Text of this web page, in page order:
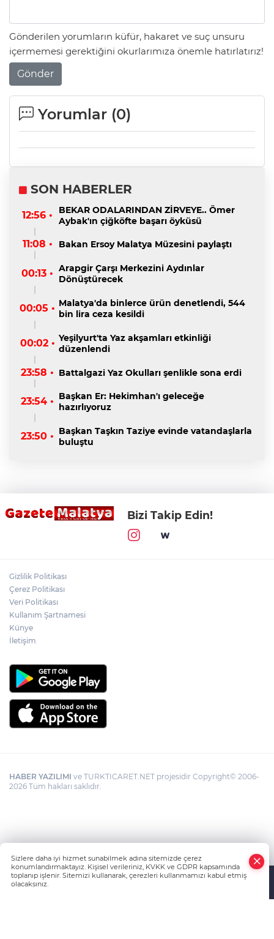
Gönderilen yorumların küfür, hakaret ve suç unsuru
içermemesi gerektiğini okurlarımıza önemle hatırlatırız!
Gönder
Yorumlar (0)
SON HABERLER
12:56 •
BEKAR ODALARINDAN ZİRVEYE.. Ömer
Aybak'ın çiğköfte başarı öyküsü
11:08 • Bakan Ersoy Malatya Müzesini paylaştı
00:13 • Arapgir Çarşı Merkezini Aydınlar
Dönüştürecek
00:05 • Malatya'da binlerce ürün denetlendi, 544
bin lira ceza kesildi
00:02 • Yeşilyurt'ta Yaz akşamları etkinliği
düzenlendi
23:58 • Battalgazi Yaz Okulları şenlikle sona erdi
23:54 • Başkan Er: Hekimhan'ı geleceğe
hazırlıyoruz
23:50 • Başkan Taşkın Taziye evinde vatandaşlarla
buluştu
Bizi Takip Edin!
Gizlilik Politikası
Çerez Politikası
Veri Politikası
Kullanım Şartnamesi
Künye
İletişim
HABER YAZILIMI ve TURKTICARET.NET projesidir Copyright© 2006-
2026 Tüm hakları saklıdır.
Sizlere daha iyi hizmet sunabilmek adına sitemizde çerez
konumlandırmaktayız. Kişisel verileriniz, KVKK ve GDPR kapsamında
toplanıp işlenir. Sitemizi kullanarak, çerezleri kullanmamızı kabul etmiş
olacaksınız.